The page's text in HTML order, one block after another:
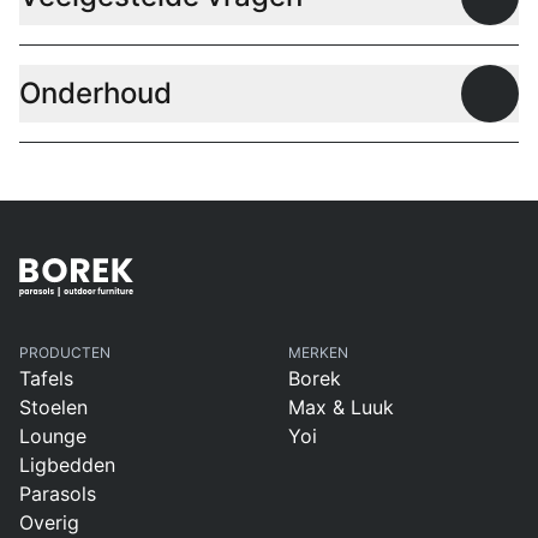
Onderhoud
PRODUCTEN
Tafels
Stoelen
Lounge
Ligbedden
Parasols
Overig
MERKEN
Borek
Max & Luuk
Yoi